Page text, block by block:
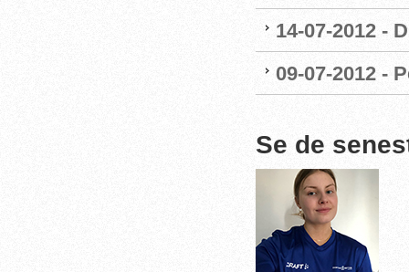
14-07-2012 -
09-07-2012 -
Se de